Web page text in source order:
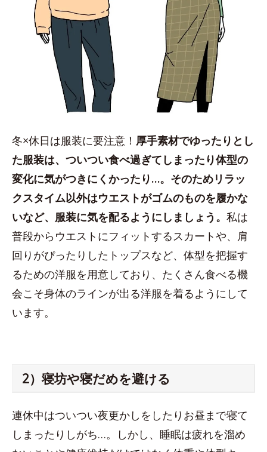
冬×休日は服装に要注意！ 厚手素材でゆったりとし
た服装は、ついつい食べ過ぎてしまったり体型の
変化に気がつきにくかったり…。そのためリラッ
クスタイム以外はウエストがゴムのものを履かな
いなど、服装に気を配るようにしましょう。 私は
普段からウエストにフィットするスカートや、肩
回りがぴったりしたトップスなど、体型を把握す
るための洋服を用意しており、たくさん食べる機
会こそ身体のラインが出る洋服を着るようにして
います。
2）寝坊や寝だめを避ける
連休中はついつい夜更かしをしたりお昼まで寝て
しまったりしがち…。しかし、睡眠は疲れを溜め